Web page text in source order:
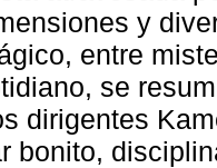
y
entre
se
dirigentes
bonito,